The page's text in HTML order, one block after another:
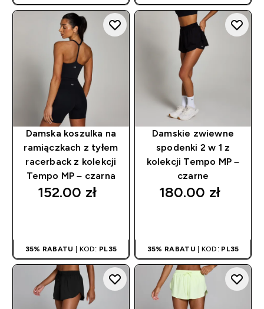
Damska koszulka na
ramiączkach z tyłem
racerback z kolekcji
Tempo MP – czarna
152.00 zł‎
35% RABATU | KOD: PL35
Damskie zwiewne
spodenki 2 w 1 z
kolekcji Tempo MP –
czarne
180.00 zł‎
35% RABATU | KOD: PL35